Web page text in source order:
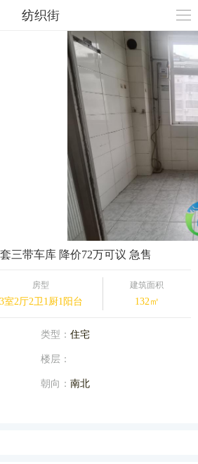
纺织街
三带车库 降价72万可议 急售
房型
3室2厅2卫1厨1阳台
建筑面积
132㎡
类型： 住宅
楼层：
朝向： 南北